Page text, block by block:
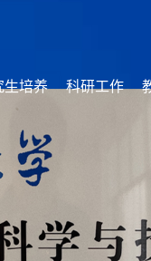
科研工作
生培养